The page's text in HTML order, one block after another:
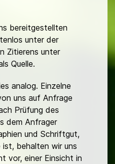
bereitgestellten
unter der
Zitierens unter
Quelle.
analog. Einzelne
uns auf Anfrage
Prüfung des
dem Anfrager
und Schriftgut,
ist, behalten wir uns
vor, einer Einsicht in